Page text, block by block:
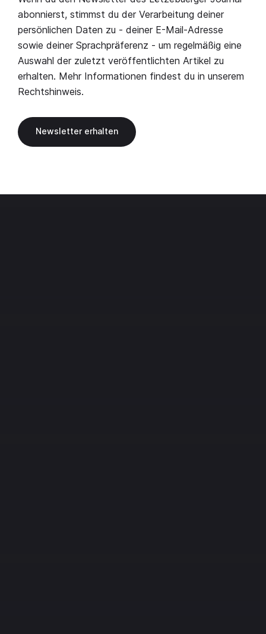
abonnierst, stimmst du der Verarbeitung deiner
persönlichen Daten zu - deiner E-Mail-Adresse
sowie deiner Sprachpräferenz - um regelmäßig eine
Auswahl der zuletzt veröffentlichten Artikel zu
erhalten. Mehr Informationen findest du in unserem
Rechtshinweis.